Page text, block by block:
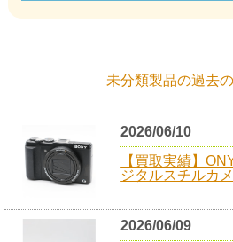
未分類製品の過去
2026/06/10
【買取実績】
ジタルスチルカ
2026/06/09